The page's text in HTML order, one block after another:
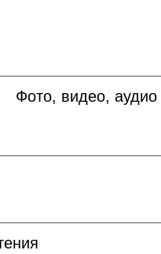
Фото, видео, аудио